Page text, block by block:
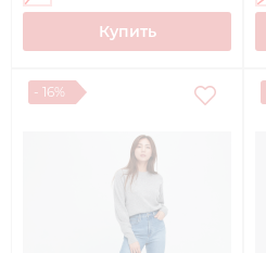
Купить
- 16%